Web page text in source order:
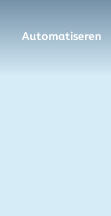
Automatiseren